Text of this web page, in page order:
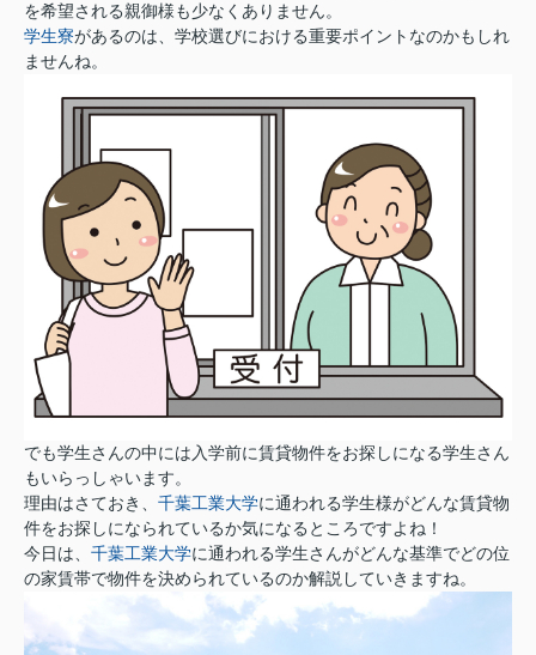
を希望される親御様も少なくありません。
学生寮があるのは、学校選びにおける重要ポイントなのかもしれ
ませんね。
でも学生さんの中には入学前に賃貸物件をお探しになる学生さん
もいらっしゃいます。
理由はさておき、 千葉工業大学に通われる学生様がどんな賃貸物
件をお探しになられているか気になるところですよね！
今日は、 千葉工業大学に通われる学生さんがどんな基準でどの位
の家賃帯で物件を決められているのか解説していきますね。